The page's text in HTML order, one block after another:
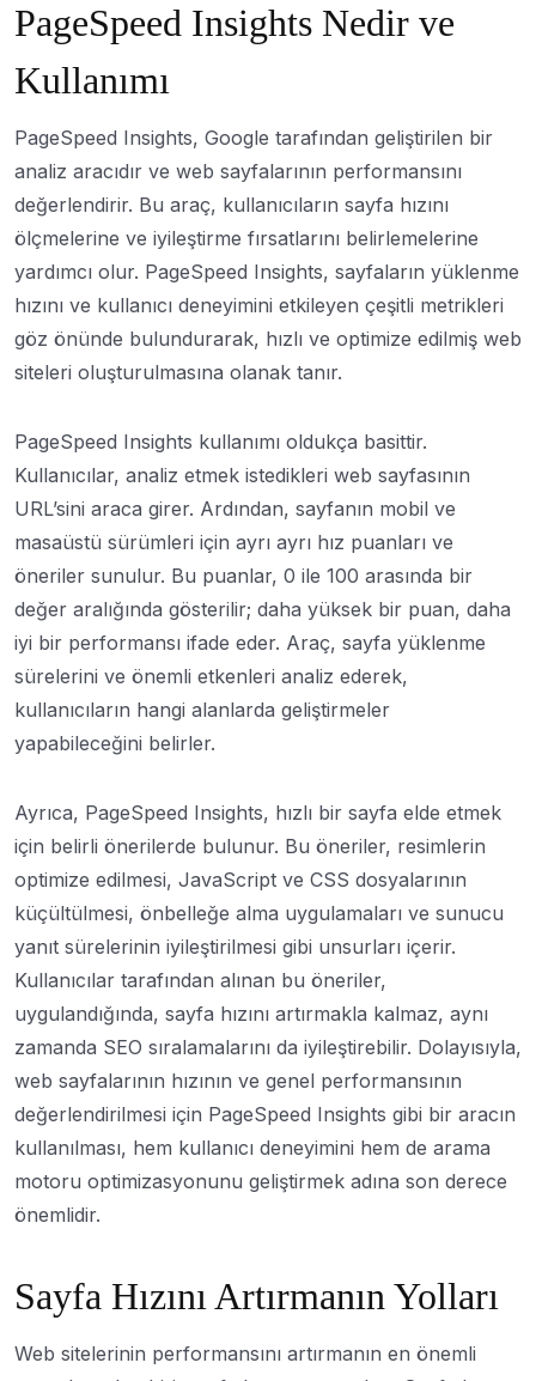
PageSpeed Insights Nedir ve
Kullanımı
PageSpeed Insights, Google tarafından geliştirilen bir
analiz aracıdır ve web sayfalarının performansını
değerlendirir. Bu araç, kullanıcıların sayfa hızını
ölçmelerine ve iyileştirme fırsatlarını belirlemelerine
yardımcı olur. PageSpeed Insights, sayfaların yüklenme
hızını ve kullanıcı deneyimini etkileyen çeşitli metrikleri
göz önünde bulundurarak, hızlı ve optimize edilmiş web
siteleri oluşturulmasına olanak tanır.
PageSpeed Insights kullanımı oldukça basittir.
Kullanıcılar, analiz etmek istedikleri web sayfasının
URL’sini araca girer. Ardından, sayfanın mobil ve
masaüstü sürümleri için ayrı ayrı hız puanları ve
öneriler sunulur. Bu puanlar, 0 ile 100 arasında bir
değer aralığında gösterilir; daha yüksek bir puan, daha
iyi bir performansı ifade eder. Araç, sayfa yüklenme
sürelerini ve önemli etkenleri analiz ederek,
kullanıcıların hangi alanlarda geliştirmeler
yapabileceğini belirler.
Ayrıca, PageSpeed Insights, hızlı bir sayfa elde etmek
için belirli önerilerde bulunur. Bu öneriler, resimlerin
optimize edilmesi, JavaScript ve CSS dosyalarının
küçültülmesi, önbelleğe alma uygulamaları ve sunucu
yanıt sürelerinin iyileştirilmesi gibi unsurları içerir.
Kullanıcılar tarafından alınan bu öneriler,
uygulandığında, sayfa hızını artırmakla kalmaz, aynı
zamanda SEO sıralamalarını da iyileştirebilir. Dolayısıyla,
web sayfalarının hızının ve genel performansının
değerlendirilmesi için PageSpeed Insights gibi bir aracın
kullanılması, hem kullanıcı deneyimini hem de arama
motoru optimizasyonunu geliştirmek adına son derece
önemlidir.
Sayfa Hızını Artırmanın Yolları
Web sitelerinin performansını artırmanın en önemli